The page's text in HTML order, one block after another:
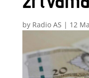
by Radio AS | 12